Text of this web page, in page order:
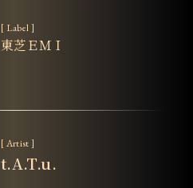
[ Label ]
東芝ＥＭＩ
[ Artist ]
t.A.T.u.